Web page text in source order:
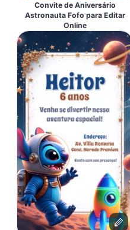
Convite de Aniversário
Astronauta Fofo para Editar
Online